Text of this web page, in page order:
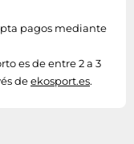
pagos mediante
es de entre 2 a 3
deekosport.es.